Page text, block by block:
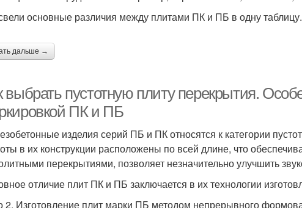
основные различия между плитами ПК и ПБ в одну таблицу.
дальше →
выбрать пустотную плиту перекрытия.
ПК и ПБ
изделия серий ПБ и ПК относятся к категории
в их конструкции расположены по всей длине, что
перекрытиями, позволяет незначительно улучшить
отличие плит ПК и ПБ заключается в их технологии
2. Изготовление плит марки ПБ методом непрерывного